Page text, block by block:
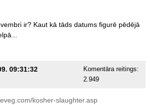
ir? Kaut kā tāds datums figurē pēdējā
09:31:32
Komentāra reitings:
2.949
kosher-slaughter.asp